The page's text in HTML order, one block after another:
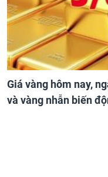
Giá vàng hôm nay,
và vàng nhẫn biến